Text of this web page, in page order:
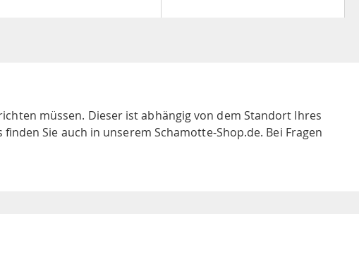
müssen. Dieser ist abhängig von dem Standort Ihres
Sie auch in unserem Schamotte-Shop.de. Bei Fragen